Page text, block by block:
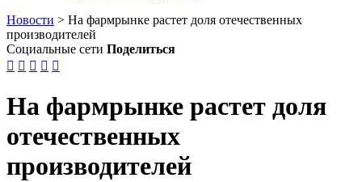
Новости > На фармрынке растет доля отечественных
производителей
Социальные сети Поделиться
    
На фармрынке растет доля
отечественных
производителей